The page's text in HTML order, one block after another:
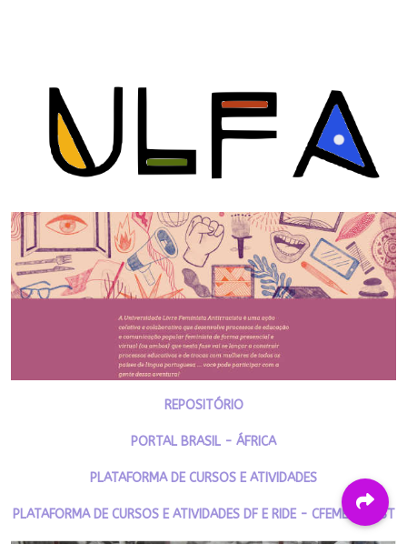
REPOSITÓRIO
PORTAL BRASIL - ÁFRICA
PLATAFORMA DE CURSOS E ATIVIDADES
PLATAFORMA DE CURSOS E ATIVIDADES DF E RIDE - CFEMEA E MST